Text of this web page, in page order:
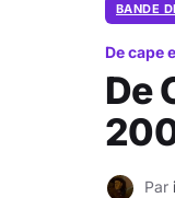
BANDE
De cape
De
I Par